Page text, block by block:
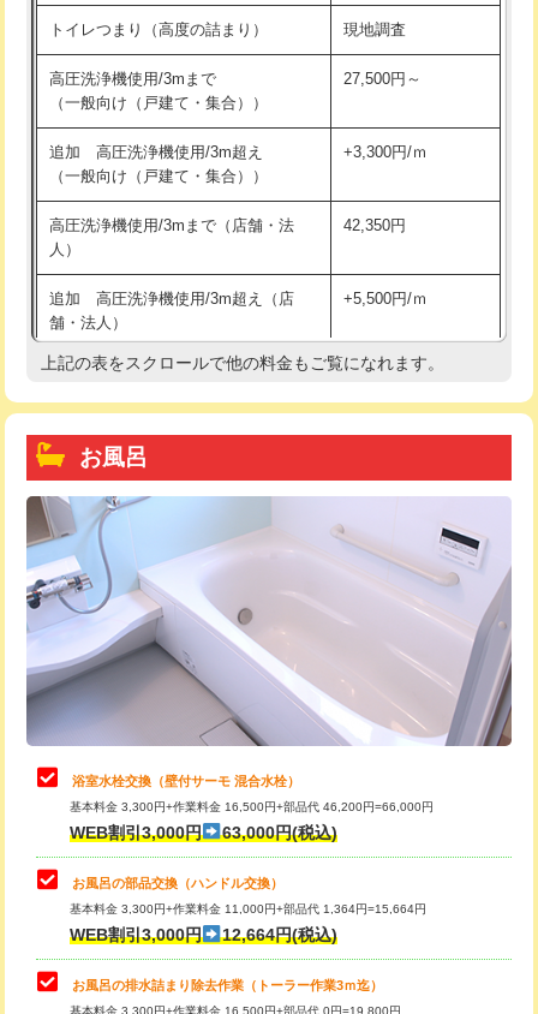
トイレつまり（高度の詰まり） 現地調査
高圧洗浄機使用/3mまで
（一般向け（戸建て・集合））
27,500円～
追加 高圧洗浄機使用/3m超え
（一般向け（戸建て・集合））
+3,300円/ｍ
高圧洗浄機使用/3mまで（店舗・法
人）
42,350円
追加 高圧洗浄機使用/3m超え（店
舗・法人）
+5,500円/ｍ
高度高圧洗浄換 現地調査
トーラー機使用/3mまで
追加トーラー機使用/3m超え
カメラ調査 33,000円
桝清掃 8,800円
止水・漏水調査・防水処理・清掃・修
理・調整・分解・加工など（軽作業）
止水・漏水調査・防水処理・清掃・修
理・調整・分解・加工など（中作業）
22,000円
止水・漏水調査・防水処理・清掃・修
理・調整・分解・加工など（重作業）
33,000円
トイレタンク脱着
トイレ便器脱着
タンクレストイレ脱着 33,000円
上記の表をスクロールで他の料金もご覧になれます。
お風呂
浴室水栓交換（壁付サーモ 混合水栓）
基本料金 3,300円+作業料金 16,500円+部品代 46,200円=66,000円
WEB割引3,000円 63,000円(税込)
お風呂の部品交換（ハンドル交換）
基本料金 3,300円+作業料金 11,000円+部品代 1,364円=15,664円
WEB割引3,000円 12,664円(税込)
お風呂の排水詰まり除去作業（トーラー作業3ｍ迄）
基本料金 3,300円+作業料金 16,500円+部品代 0円=19,800円